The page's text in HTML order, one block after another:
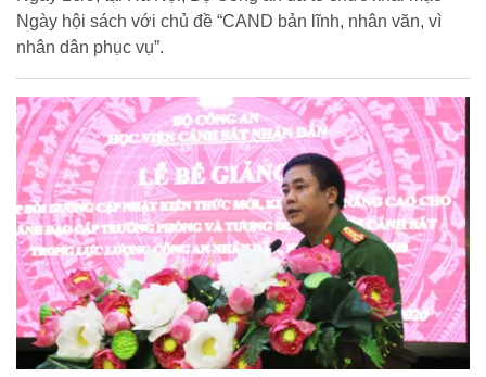
Ngày hội sách với chủ đề “CAND bản lĩnh, nhân văn, vì
nhân dân phục vụ”.